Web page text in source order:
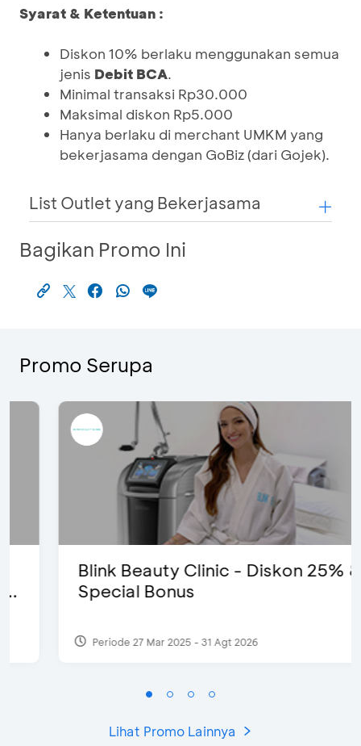
Syarat & Ketentuan :
Diskon 10% berlaku menggunakan semua
jenis Debit BCA.
Minimal transaksi Rp30.000
Maksimal diskon Rp5.000
Hanya berlaku di merchant UMKM yang
bekerjasama dengan GoBiz (dari Gojek).
List Outlet yang Bekerjasama
Bagikan Promo Ini
Promo Serupa
Blink Beauty Clinic - Diskon 25% &
Special Bonus
Periode 27 Mar 2025 - 31 Agt 2026
Lihat Promo Lainnya